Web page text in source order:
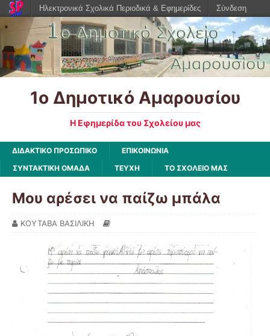
1ο Δημοτικό Αμαρουσίου
Η Εφημερίδα του Σχολείου μας
ΔΙΔΑΚΤΙΚΟ ΠΡΟΣΩΠΙΚΟ
ΕΠΙΚΟΙΝΩΝΙΑ
ΣΥΝΤΑΚΤΙΚΗ ΟΜΑΔΑ
ΤΕΥΧΗ ΤΟ ΣΧΟΛΕΙΟ ΜΑΣ
Μου αρέσει να παίζω μπάλα
ΚΟΥΤΑΒΑ ΒΑΣΙΛΙΚΗ
Ηλεκτρονικά Σχολικά Περιοδικά & Εφημερίδες Σύνδεση